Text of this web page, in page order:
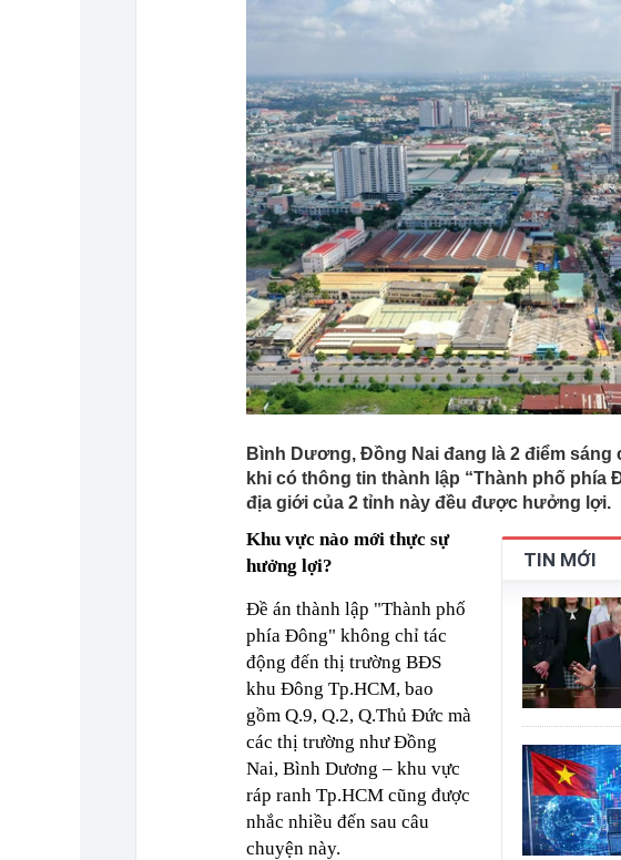
Không thể kiểm soát được 2
Bình Dương, Đồng Nai đang là 2 điểm
khi có thông tin thành lập “Thành phố phía
địa giới của 2 tỉnh này đều được hưởng lợi.
TIN MỚI
Khu vực nào mới thực sự
hưởng lợi?
Đề án thành lập "Thành phố
phía Đông" không chỉ tác
động đến thị trường BĐS
khu Đông Tp.HCM, bao
gồm Q.9, Q.2, Q.Thủ Đức mà
các thị trường như Đồng
Nai, Bình Dương – khu vực
ráp ranh Tp.HCM cũng được
nhắc nhiều đến sau câu
chuyện này.